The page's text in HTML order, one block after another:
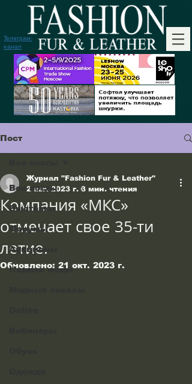
Телеграм-
канал
Пост
Все посты
Выставки
Форумы
Аукционы
Недели моды
Компания «МКС»
отмечает свое 35-ти
летие.
Журнал "Fashion Fur & Leather"
2 авг. 2023 г. 3 мин. чтения
Обновлено: 21 окт. 2023 г.